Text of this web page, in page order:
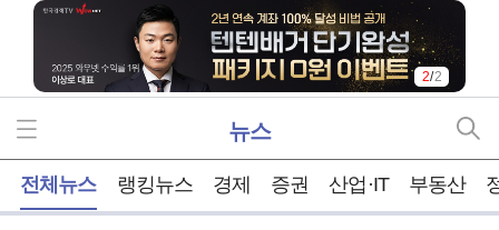
1/2
뉴스
전체뉴스 랭킹뉴스 경제 증권 산업·IT 부동산